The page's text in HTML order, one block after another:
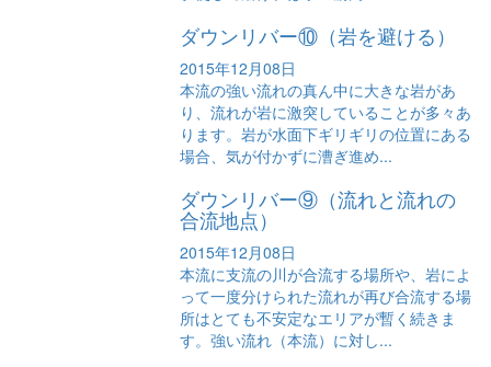
ダウンリバー⑩（岩を避ける）
2015年12月08日
本流の強い流れの真ん中に大きな岩があ
り、流れが岩に激突していることが多々あ
ります。岩が水面下ギリギリの位置にある
場合、気が付かずに漕ぎ進め...
ダウンリバー⑨（流れと流れの
合流地点）
2015年12月08日
本流に支流の川が合流する場所や、岩によ
って一度分けられた流れが再び合流する場
所はとても不安定なエリアが暫く続きま
す。強い流れ（本流）に対し...